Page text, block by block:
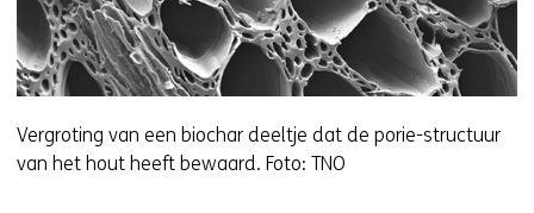
Vergroting van een biochar deeltje dat de porie-structuur
van het hout heeft bewaard. Foto: TNO